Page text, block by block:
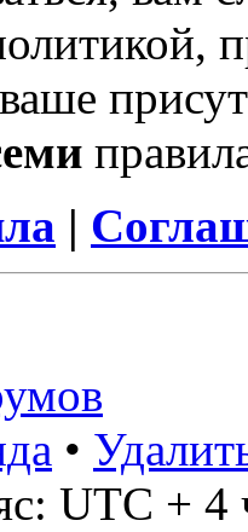
|
•
UTC + 4